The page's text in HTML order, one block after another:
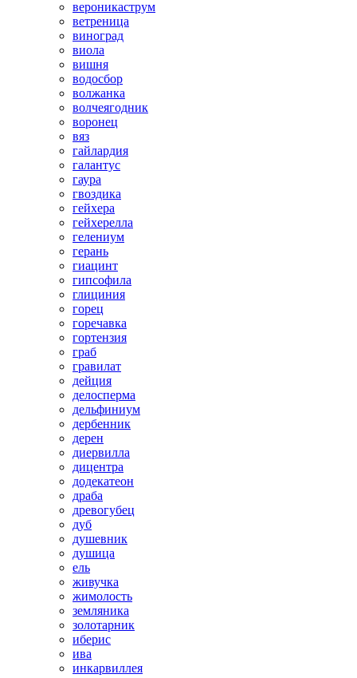
вероникаструм
ветреница
виноград
виола
вишня
водосбор
волжанка
волчеягодник
воронец
вяз
гайлардия
галантус
гаура
гвоздика
гейхера
гейхерелла
гелениум
герань
гиацинт
гипсофила
глициния
горец
горечавка
гортензия
граб
гравилат
дейция
делосперма
дельфиниум
дербенник
дерен
диервилла
дицентра
додекатеон
драба
древогубец
дуб
душевник
душица
ель
живучка
жимолость
земляника
золотарник
иберис
ива
инкарвиллея